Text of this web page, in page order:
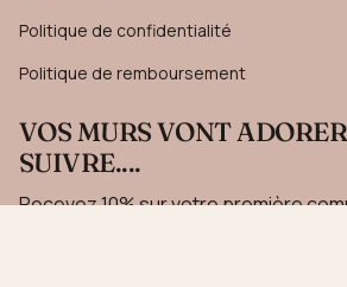
Politique de confidentialité
Politique de remboursement
VOS MURS VONT
SUIVRE....
Recevez 10% sur votre première